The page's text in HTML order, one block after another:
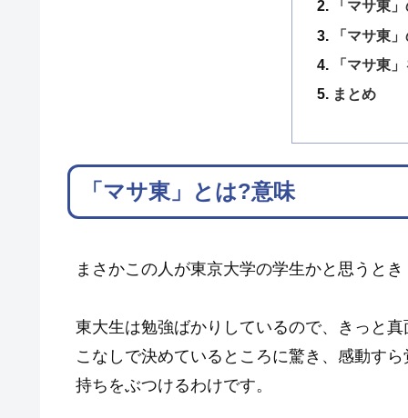
「マサ東
「マサ東
「マサ東
まとめ
「マサ東」とは?意味
まさかこの人が東京大学の学生かと思うとき
東大生は勉強ばかりしているので、きっと
こなしで決めているところに驚き、感動す
持ちをぶつけるわけです。